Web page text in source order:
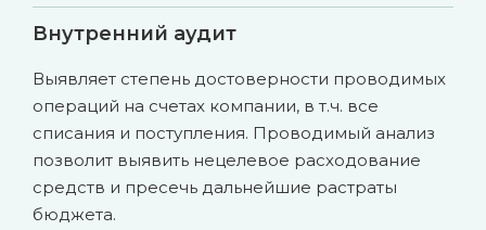
Внутренний аудит
Выявляет степень достоверности проводимых
операций на счетах компании, в т.ч. все
списания и поступления. Проводимый анализ
позволит выявить нецелевое расходование
средств и пресечь дальнейшие растраты
бюджета.